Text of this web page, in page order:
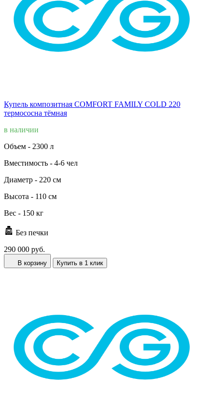
Купель композитная COMFORT FAMILY COLD 220
термососна тёмная
в наличии
Объем - 2300 л
Вместимость - 4-6 чел
Диаметр - 220 см
Высота - 110 см
Вес - 150 кг
Без печки
290 000 руб.
В корзину Купить в 1 клик